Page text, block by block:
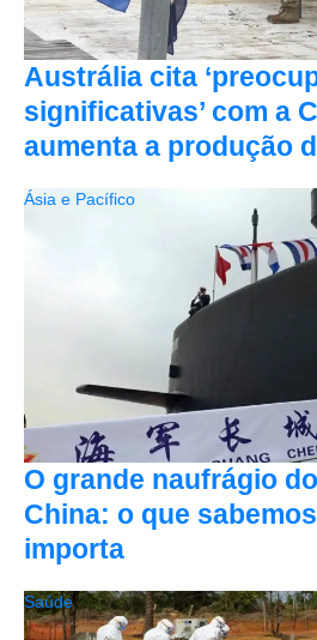
Austrália cita
significativas’ com a
aumenta a produção
O grande naufrágio
China: o que
importa
Ásia e Pacífico
Saúde